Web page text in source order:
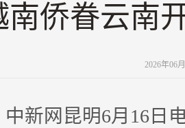
南侨眷云南
2026年06
网昆明6月16日电